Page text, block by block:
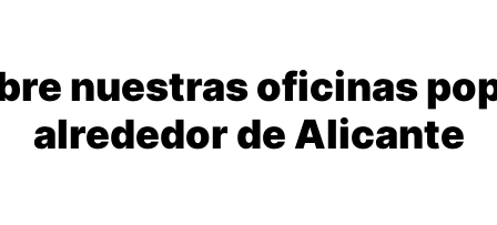
nuestras oficinas
alrededor de Alicante